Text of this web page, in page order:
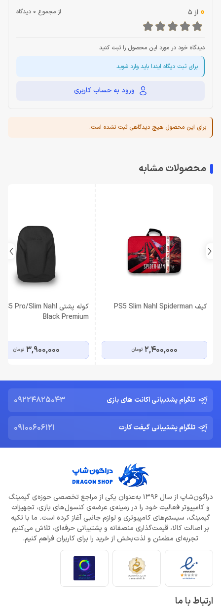
0 از 5 از مجموع 0 دیدگاه
دیدگاه خود در مورد این محصول را ثبت کنید
برای ثبت دیگاه ایندا باید وارد شوید
ورود به حساب کاربری
برای این محصول هیچ دیدگاهی ثبت نشده است.
محصولات مشابه
کیف PS5 Slim Nahl Spiderman
2,400,000 تومان
کوله پشتی PS5 Pro/Slim Nahl
Black Premium
3,900,000 تومان
تلگرام پشتیبانی اکانت های بازی 09224825043
تلگرام پشتیبانی گیفت کارت 09100606121
دراگون‌شاپ از سال 1396 به‌عنوان یکی از مراجع تخصصی حوزه‌ی گیمینگ
و کامپیوتر فعالیت خود را در زمینه‌ی عرضه‌ی کنسول‌های بازی، تجهیزات
گیمینگ، سیستم‌های کامپیوتری و لوازم جانبی آغاز کرده است. ما با تکیه
بر اصالت کالا، قیمت‌گذاری منصفانه و پشتیبانی حرفه‌ای، تلاش می‌کنیم
تجربه‌ای مطمئن و لذت‌بخش از خرید را برای کاربران فراهم کنیم.
ارتباط با ما